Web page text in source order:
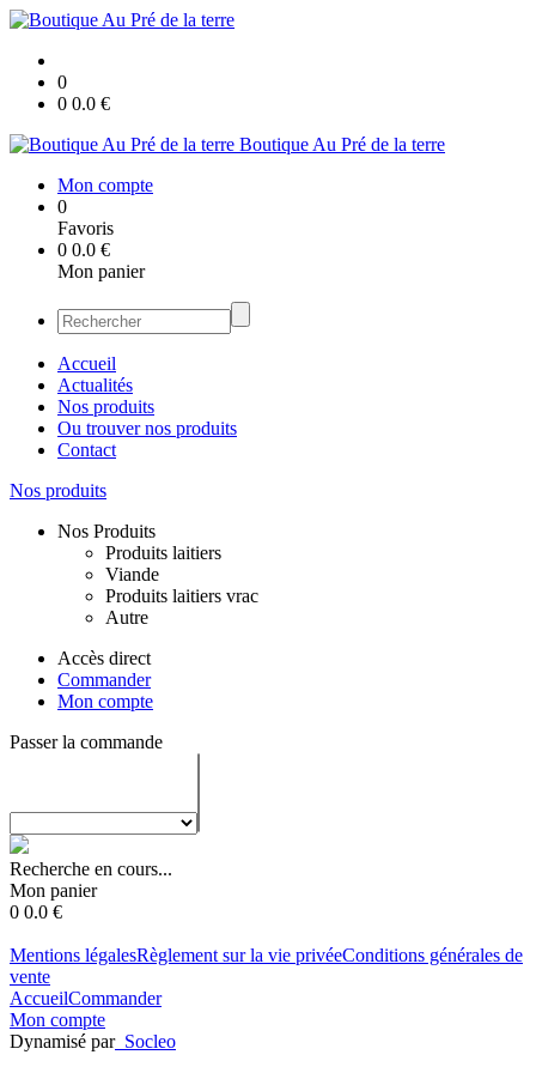
0
0 0.0 €
Boutique Au Pré de la terre
Mon compte
0
Favoris
0 0.0 €
Mon panier
Accueil
Actualités
Nos produits
Ou trouver nos produits
Contact
Nos produits
Nos Produits
Produits laitiers
Viande
Produits laitiers vrac
Autre
Accès direct
Commander
Mon compte
Passer la commande
Recherche en cours...
Mon panier
0 0.0 €
Mentions légalesRèglement sur la vie privéeConditions générales de
vente
AccueilCommander
Mon compte
Dynamisé par Socleo